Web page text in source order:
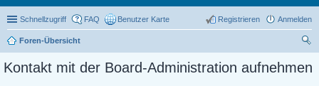
Schnellzugriff FAQ Benutzer Karte Anmelden
Registrieren
Foren-Übersicht
he
Kontakt mit der Board-Administration aufnehmen